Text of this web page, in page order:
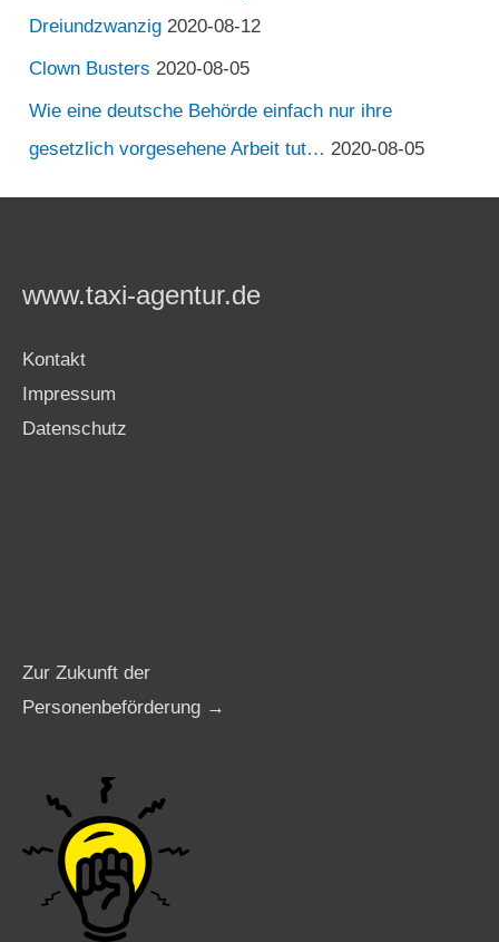
Dreiundzwanzig 2020-08-12
Clown Busters 2020-08-05
Wie eine deutsche Behörde einfach nur ihre
gesetzlich vorgesehene Arbeit tut… 2020-08-05
www.taxi-agentur.de
Kontakt
Impressum
Datenschutz
Zur Zukunft der
Personenbeförderung →